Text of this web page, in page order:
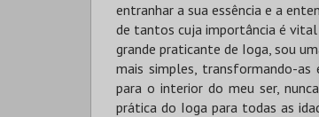
entranhar a sua essência e a
de tantos cuja importância é vital
grande praticante de Ioga, sou
mais simples, transformando-
para o interior do meu ser,
prática do Ioga para todas as